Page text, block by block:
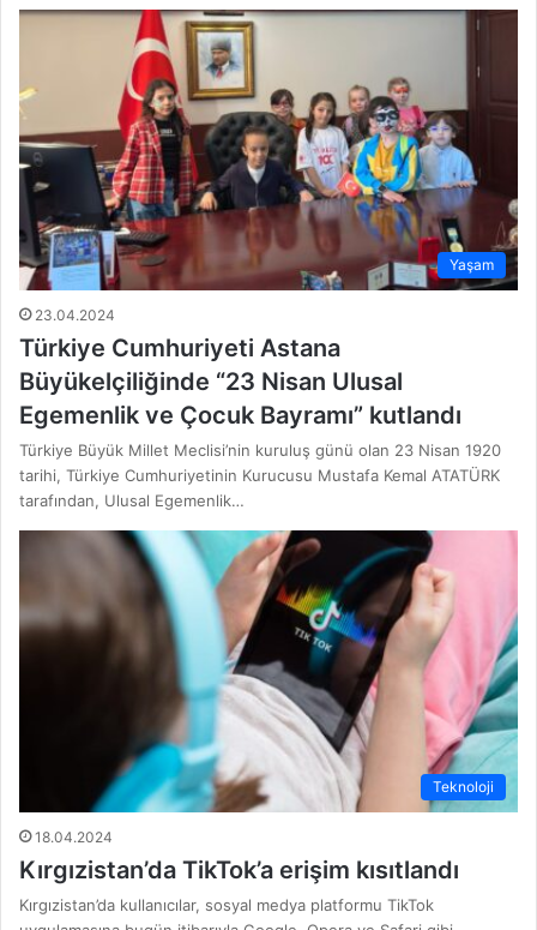
Yaşam
23.04.2024
Türkiye Cumhuriyeti Astana
Büyükelçiliğinde “23 Nisan Ulusal
Egemenlik ve Çocuk Bayramı” kutlandı
Türkiye Büyük Millet Meclisi’nin kuruluş günü olan 23 Nisan 1920
tarihi, Türkiye Cumhuriyetinin Kurucusu Mustafa Kemal ATATÜRK
tarafından, Ulusal Egemenlik…
Teknoloji
18.04.2024
Kırgızistan’da TikTok’a erişim kısıtlandı
Kırgızistan’da kullanıcılar, sosyal medya platformu TikTok